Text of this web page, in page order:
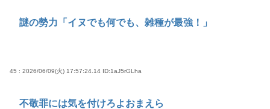
謎の勢力「イヌでも何でも、雑種が最強！」
45 : 2026/06/09(火) 17:57:24.14 ID:1aJ5rGLha
不敬罪には気を付けろよおまえら